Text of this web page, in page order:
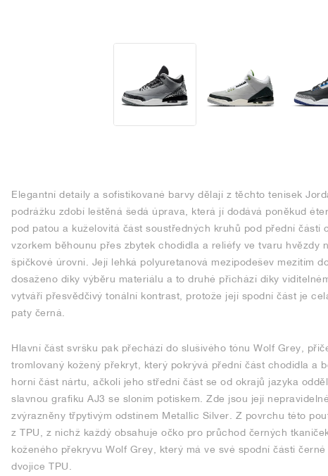
Elegantní detaily a sofistikované barvy dělají z těchto tenisek
podrážku zdobí leštěná šedá úprava, která jí dodává poněkud
pod patou a kuželovitá část soustředných kruhů pod přední částí
vzorkem běhounu přes zbytek chodidla a reliéfy ve tvaru hvězdy
špičkové úrovni. Její lehká polyuretanová mezipodešev mezitím
dosaženo díky výběru materiálu a to druhé přichází díky
vytváří přesvědčivý tonální kontrast, protože její spodní část je
paty černá.
Hlavní část svršku pak přechází do slušivého tónu Wolf Grey,
tromlovaný kožený překryt, který pokrývá přední část chodidla a
horní část nártu, ačkoli jeho střední část se od okrajů jazyka
slavnou grafiku AJ3 se sloním potiskem. Zde jsou její
zvýrazněny třpytivým odstínem Metallic Silver. Z povrchu této
z TPU, z nichž každý obsahuje očko pro průchod černých
koženého překryvu Wolf Grey, který má ve své spodní části
dvojice TPU.